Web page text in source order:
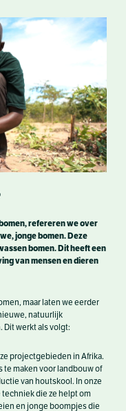
refereren we over
jonge bomen. Deze
bomen. Dit heeft een
van mensen en dieren
maar laten we eerder
natuurlijk
Dit werkt als volgt:
projectgebieden in Afrika.
te maken voor landbouw of
van houtskool. In onze
die ze helpt om
en jonge boompjes die